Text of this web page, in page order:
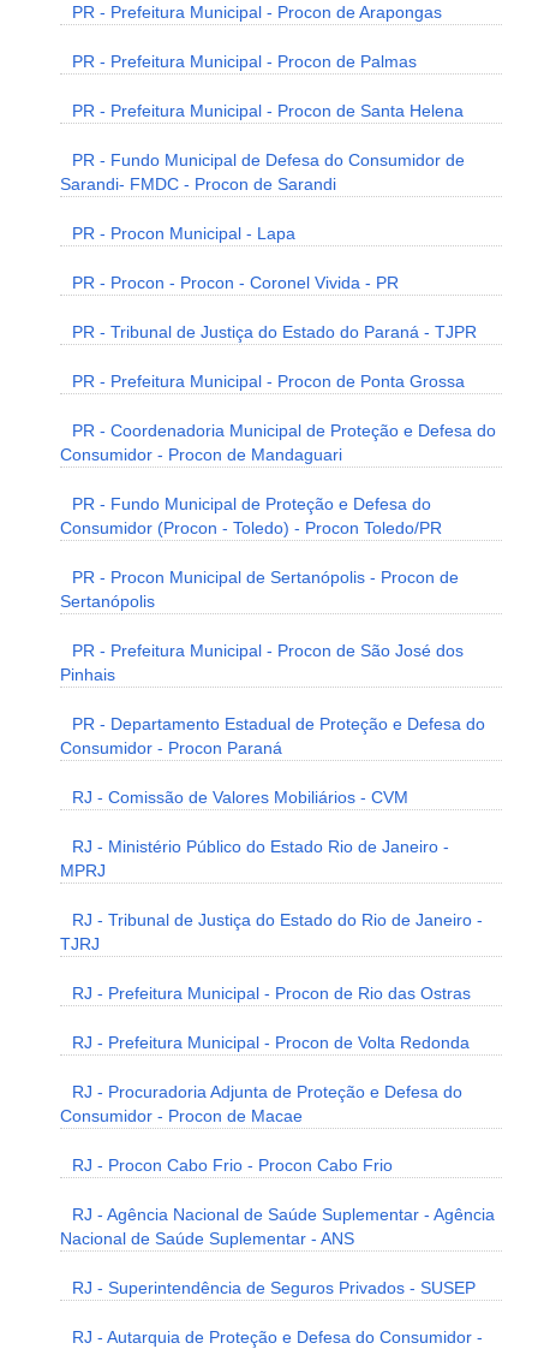
PR - Prefeitura Municipal - Procon de Arapongas
PR - Prefeitura Municipal - Procon de Palmas
PR - Prefeitura Municipal - Procon de Santa Helena
PR - Fundo Municipal de Defesa do Consumidor de
Sarandi- FMDC - Procon de Sarandi
PR - Procon Municipal - Lapa
PR - Procon - Procon - Coronel Vivida - PR
PR - Tribunal de Justiça do Estado do Paraná - TJPR
PR - Prefeitura Municipal - Procon de Ponta Grossa
PR - Coordenadoria Municipal de Proteção e Defesa do
Consumidor - Procon de Mandaguari
PR - Fundo Municipal de Proteção e Defesa do
Consumidor (Procon - Toledo) - Procon Toledo/PR
PR - Procon Municipal de Sertanópolis - Procon de
Sertanópolis
PR - Prefeitura Municipal - Procon de São José dos
Pinhais
PR - Departamento Estadual de Proteção e Defesa do
Consumidor - Procon Paraná
RJ - Comissão de Valores Mobiliários - CVM
RJ - Ministério Público do Estado Rio de Janeiro -
MPRJ
RJ - Tribunal de Justiça do Estado do Rio de Janeiro -
TJRJ
RJ - Prefeitura Municipal - Procon de Rio das Ostras
RJ - Prefeitura Municipal - Procon de Volta Redonda
RJ - Procuradoria Adjunta de Proteção e Defesa do
Consumidor - Procon de Macae
RJ - Procon Cabo Frio - Procon Cabo Frio
RJ - Agência Nacional de Saúde Suplementar - Agência
Nacional de Saúde Suplementar - ANS
RJ - Superintendência de Seguros Privados - SUSEP
RJ - Autarquia de Proteção e Defesa do Consumidor -